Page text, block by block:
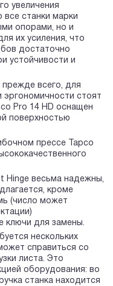
увеличения
все станки марки
опорами, но и
их усиления, что
достаточно
устойчивости и
всего, для
эргономичности стоят
Pro 14 HD оснащен
поверхностью
прессе Tapco
Hinge весьма надежны,
кроме
(число может
ключи для замены.
нескольких
справиться со
листа. Это
оборудования: во
станка находится